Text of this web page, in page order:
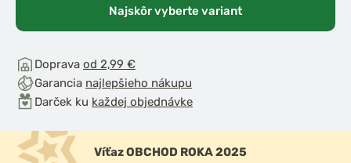
Najskôr vyberte variant
Doprava od 2,99 €
Garancia najlepšieho nákupu
Darček ku každej objednávke
Víťaz OBCHOD ROKA 2025